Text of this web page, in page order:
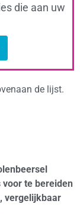
die aan uw
de lijst.
te bereiden
vergelijkbaar